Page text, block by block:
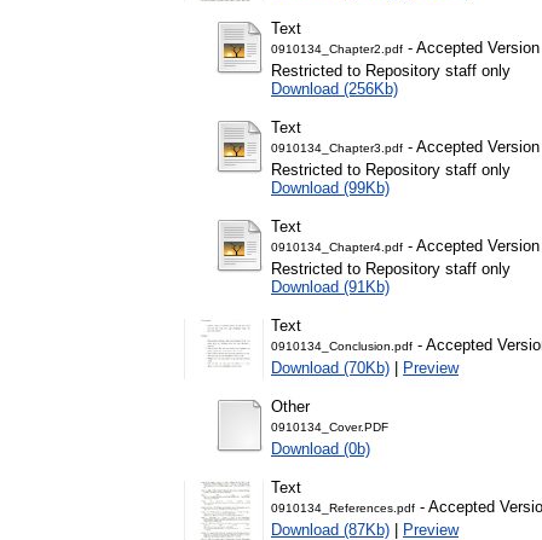
Text
0910134_Chapter2.pdf - Accepted Version
Restricted to Repository staff only
Download (256Kb)
Text
0910134_Chapter3.pdf - Accepted Version
Restricted to Repository staff only
Download (99Kb)
Text
0910134_Chapter4.pdf - Accepted Version
Restricted to Repository staff only
Download (91Kb)
Text
0910134_Conclusion.pdf - Accepted
Download (70Kb) | Preview
Other
0910134_Cover.PDF
Download (0b)
Text
0910134_References.pdf - Accepted
Download (87Kb) | Preview